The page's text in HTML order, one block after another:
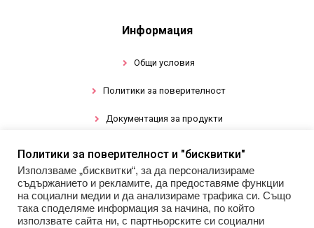
Информация
Общи условия
Политики за поверителност
Документация за продукти
Промоции
Гел лак
Инструменти
Политики за поверителност и "бисквитки"
Използваме „бисквитки“, за да персонализираме
съдържанието и рекламите, да предоставяме функции
на социални медии и да анализираме трафика си. Също
така споделяме информация за начина, по който
използвате сайта ни, с партньорските си социални